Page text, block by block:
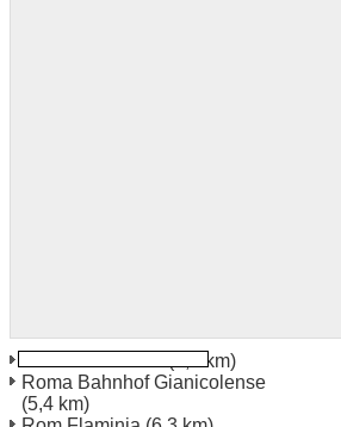
Roma Via Sicilia(2,0 km)
Roma Bahnhof Gianicolense
(5,4 km)